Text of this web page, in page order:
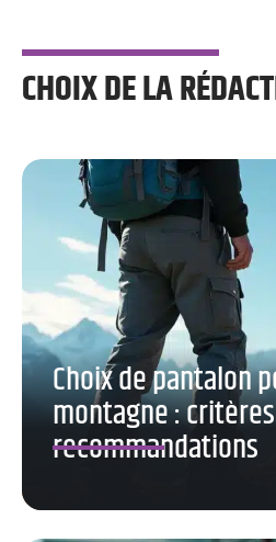
CHOIX DE LA
Choix de pantalon
montagne :
recommandations